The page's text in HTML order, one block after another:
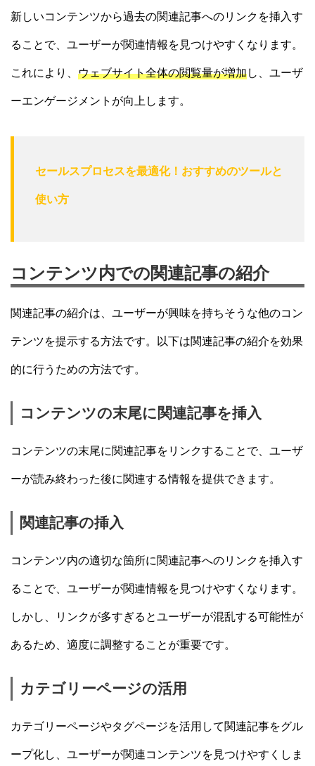
新しいコンテンツから過去の関連記事へのリンクを挿入す
ることで、ユーザーが関連情報を見つけやすくなります。
これにより、 ウェブサイト全体の閲覧量が増加し、ユーザ
ーエンゲージメントが向上します。
セールスプロセスを最適化！おすすめのツールと
使い方
コンテンツ内での関連記事の紹介
関連記事の紹介は、ユーザーが興味を持ちそうな他のコン
テンツを提示する方法です。以下は関連記事の紹介を効果
的に行うための方法です。
コンテンツの末尾に関連記事を挿入
コンテンツの末尾に関連記事をリンクすることで、ユーザ
ーが読み終わった後に関連する情報を提供できます。
関連記事の挿入
コンテンツ内の適切な箇所に関連記事へのリンクを挿入す
ることで、ユーザーが関連情報を見つけやすくなります。
しかし、リンクが多すぎるとユーザーが混乱する可能性が
あるため、適度に調整することが重要です。
カテゴリーページの活用
カテゴリーページやタグページを活用して関連記事をグル
ープ化し、ユーザーが関連コンテンツを見つけやすくしま